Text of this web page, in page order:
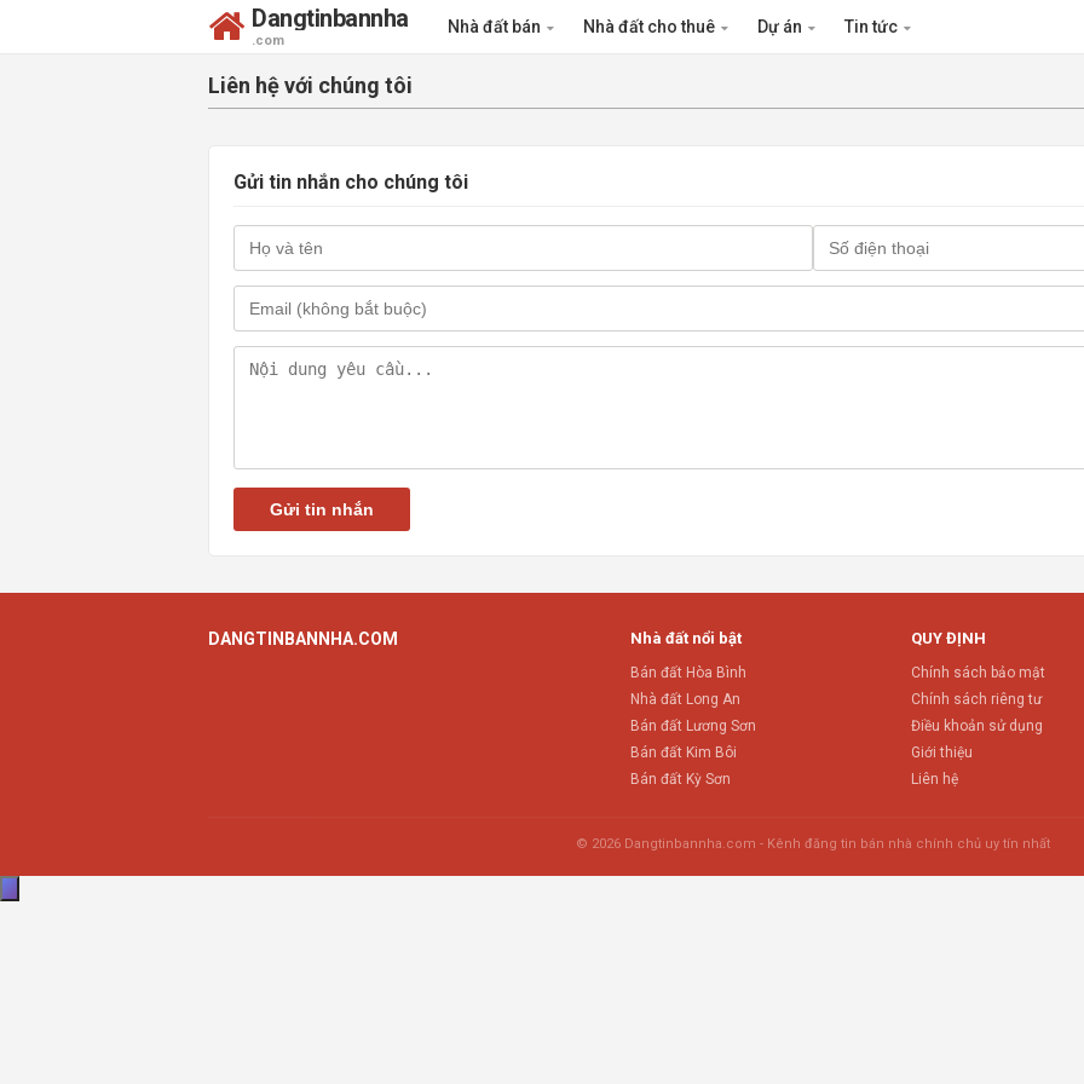
Dangtinbannha
.com
Nhà đất bán Nhà đất cho thuê Dự án Tin tức
Liên hệ với chúng tôi
Gửi tin nhắn cho chúng tôi
Gửi tin nhắn
DANGTINBANNHA.COM Nhà đất nổi bật
Bán đất Hòa Bình
Nhà đất Long An
Bán đất Lương Sơn
Bán đất Kim Bôi
Bán đất Kỳ Sơn
QUY ĐỊNH
Chính sách bảo mật
Chính sách riêng tư
Điều khoản sử dụng
Giới thiệu
Liên hệ
© 2026 Dangtinbannha.com - Kênh đăng tin bán nhà chính chủ uy tín nhất